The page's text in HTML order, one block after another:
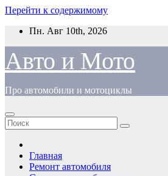
Перейти к содержимому
Пн. Авг 10th, 2026
Авто и Мото
Про автомобили и мотоциклы
Главная
Ремонт автомобиля